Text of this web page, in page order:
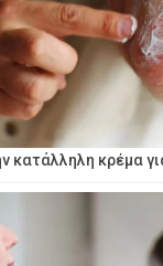
κατάλληλη κρέμα